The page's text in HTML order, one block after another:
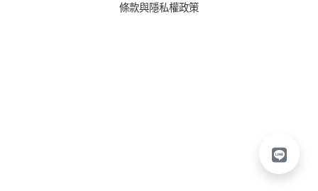
條款與隱私權政策